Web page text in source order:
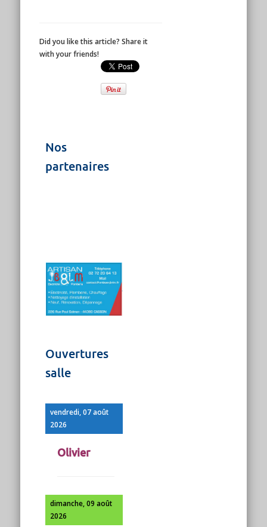
Did you like this article? Share it
with your friends!
Nos
partenaires
Ouvertures
salle
vendredi, 07 août
2026
Olivier
dimanche, 09 août
2026